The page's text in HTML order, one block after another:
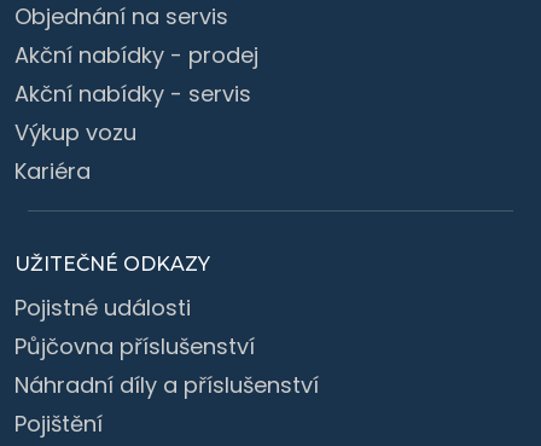
Objednání na servis
Akční nabídky - prodej
Akční nabídky - servis
Výkup vozu
Kariéra
UŽITEČNÉ ODKAZY
Pojistné události
Půjčovna příslušenství
Náhradní díly a příslušenství
Pojištění